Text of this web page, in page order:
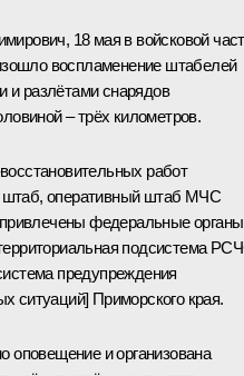
18 мая в войсковой
воспламенение штабелей
разлётами снарядов
– трёх километров.
работ
оперативный штаб МЧС
федеральные органы
подсистема
предупреждения
ситуаций] Приморского края.
оповещение и организована